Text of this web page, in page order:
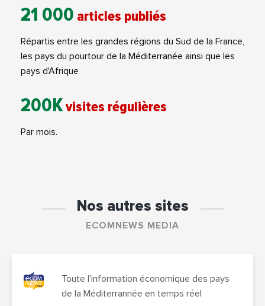
21 000 articles publiés
Répartis entre les grandes régions du Sud de la France,
les pays du pourtour de la Méditerranée ainsi que les
pays d'Afrique
200Kvisites régulières
Par mois.
Nos autres sites
ECOMNEWS MEDIA
Toute l'information économique des pays
de la Méditerrannée en temps réel